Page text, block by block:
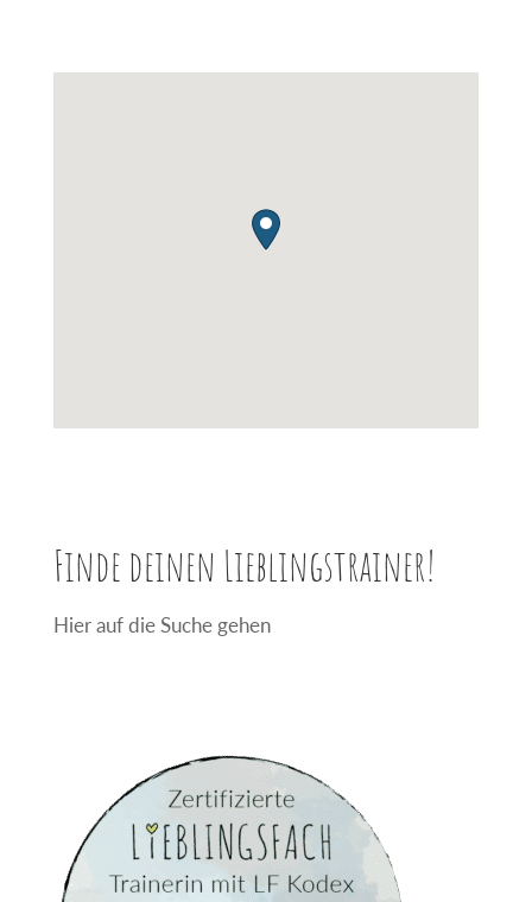
Finde deinen Lieblingstrainer!
Hier auf die Suche gehen